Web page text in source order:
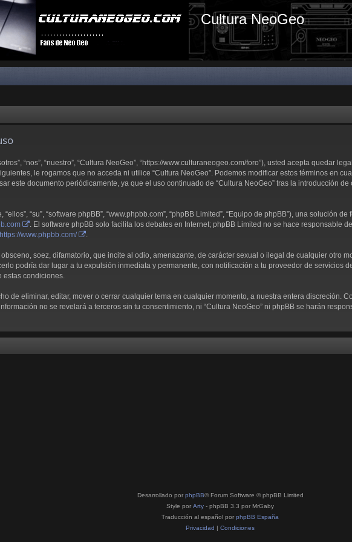
Cultura NeoGeo
“nos”, “nuestro”, “Cultura NeoGeo”, “https://www.culturaneogeo.com/foro”), usted acepta quedar
le rogamos que no acceda ni utilice “Cultura NeoGeo”. Podemos modificar estos términos en
este documento periódicamente, ya que el uso continuado de “Cultura NeoGeo” tras la introducción
“su”, “software phpBB”, “www.phpbb.com”, “phpBB Limited”, “Equipo de phpBB”), una solución
. El software phpBB solo facilita los debates en Internet; phpBB Limited no se hace responsable
https://www.phpbb.com/ .
soez, difamatorio, que incite al odio, amenazante, de carácter sexual o ilegal de cualquier otro
podría dar lugar a tu expulsión inmediata y permanente, con notificación a tu proveedor de servicios
estas condiciones.
de eliminar, editar, mover o cerrar cualquier tema en cualquier momento, a nuestra entera discreción.
no se revelará a terceros sin tu consentimiento, ni “Cultura NeoGeo” ni phpBB se harán
Desarrollado por phpBB® Forum Software © phpBB Limited
Style por Arty - phpBB 3.3 por MrGaby
Traducción al español por phpBB España
Privacidad | Condiciones